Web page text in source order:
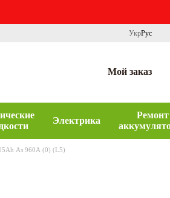
УкрРус
Мой заказ
Электрика
Ремонт
Аз 960А (0) (L5)